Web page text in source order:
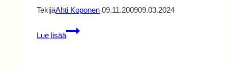
TekijäAhti Koponen 09.11.200909.03.2024
Lue lisää
Kopsa
2/2009